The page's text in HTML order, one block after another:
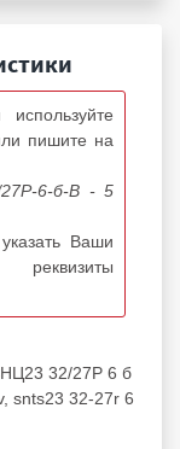
пишите на
6-б-В - 5
Ваши
32/27Р 6 б
snts23 32-27r 6